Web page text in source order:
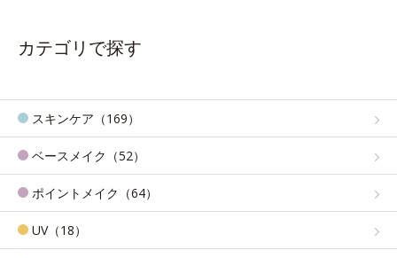
カテゴリで探す
スキンケア（169）
ベースメイク（52）
ポイントメイク（64）
UV（18）